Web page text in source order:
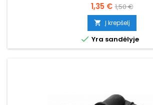
Kaina
1,35 € Bazinė
kaina
1,50 €
 Į krepšelį
 Yra sandėlyje